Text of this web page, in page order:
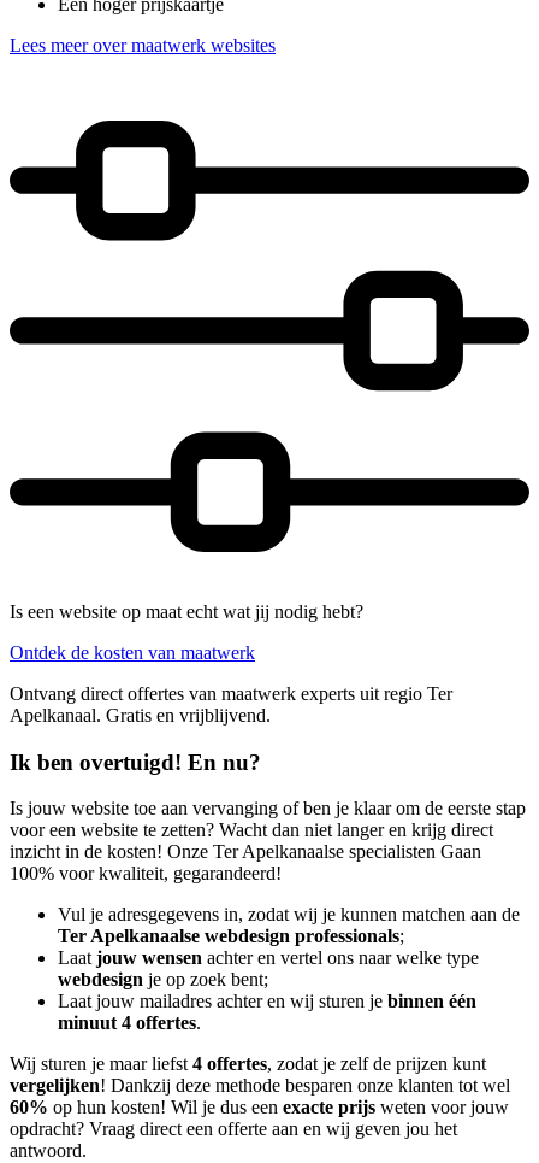
Lees meer over maatwerk websites
Is een website op maat echt wat jij nodig hebt?
Ontdek de kosten van maatwerk
Ontvang direct offertes van maatwerk experts uit regio Ter
Apelkanaal. Gratis en vrijblijvend.
Ik ben overtuigd! En nu?
Is jouw website toe aan vervanging of ben je klaar om de eerste stap
voor een website te zetten? Wacht dan niet langer en krijg direct
inzicht in de kosten! Onze Ter Apelkanaalse specialisten Gaan
100% voor kwaliteit, gegarandeerd!
Vul je adresgegevens in, zodat wij je kunnen matchen aan de
Ter Apelkanaalse webdesign professionals;
Laat jouw wensen achter en vertel ons naar welke type
webdesign je op zoek bent;
Laat jouw mailadres achter en wij sturen je binnen één
minuut 4 offertes.
Wij sturen je maar liefst 4 offertes, zodat je zelf de prijzen kunt
vergelijken! Dankzij deze methode besparen onze klanten tot wel
60% op hun kosten! Wil je dus een exacte prijs weten voor jouw
opdracht? Vraag direct een offerte aan en wij geven jou het
antwoord.